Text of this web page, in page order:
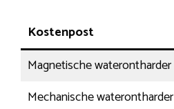
Kostenpost
Magnetische waterontharder
Mechanische waterontharder